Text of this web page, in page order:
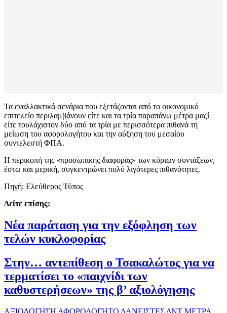
Τα εναλλακτικά σενάρια που εξετάζονται από το οικονομικό
επιτελείο περιλαμβάνουν είτε και τα τρία παραπάνω μέτρα μαζί
είτε τουλάχιστον δύο από τα τρία με περισσότερα πιθανά τη
μείωση του αφορολογήτου και την αύξηση του μεσαίου
συντελεστή ΦΠΑ.
Η περικοπή της «προσωπικής διαφοράς» των κύριων συντάξεων,
έστω και μερική, συγκεντρώνει πολύ λιγότερες πιθανότητες.
Πηγή: Ελεύθερος Τύπος
Δείτε επίσης:
Νέα παράταση για την εξόφληση των
τελών κυκλοφορίας
Στην… αντεπίθεση ο Τσακαλώτος για να
τερματίσει το «παιχνίδι των
καθυστερήσεων» της β’ αξιολόγησης
ΑΞΙΟΛΟΓΗΣΗ ΑΦΟΡΟΛΟΓΗΤΟ ΔΑΝΕΙΣΤΕΣ ΔΝΤ ΜΕΤΡΑ